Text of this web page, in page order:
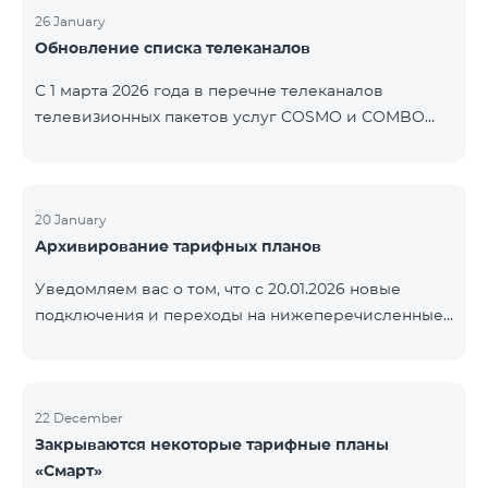
контролем нашей компании. В настоящее время
точные сроки восстановления услуг неизвестны.
предоставлена по мере изменения ситуации.
Благодарим за понимание.
26 January
Обновление списка телеканалов
С 1 марта 2026 года в перечне телеканалов
телевизионных пакетов услуг COSMO и COMBO
только в тех регионах, где их трансляция является
обязательной. Данные изменения реализуются в
телевизионной платформы и полностью
соответствуют нормам местного вещания.
20 January
Архивирование тарифных планов
Уведомляем вас о том, что с 20.01.2026 новые
подключения и переходы на нижеперечисленные
22 December
Закрываются некоторые тарифные планы
«Смарт»